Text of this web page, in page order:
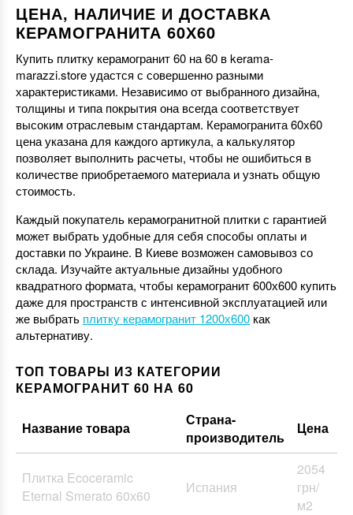
ЦЕНА, НАЛИЧИЕ И ДОСТАВКА
КЕРАМОГРАНИТА 60Х60
Купить плитку керамогранит 60 на 60 в kerama-
marazzi.store удастся с совершенно разными
характеристиками. Независимо от выбранного дизайна,
толщины и типа покрытия она всегда соответствует
высоким отраслевым стандартам. Керамогранита 60х60
цена указана для каждого артикула, а калькулятор
позволяет выполнить расчеты, чтобы не ошибиться в
количестве приобретаемого материала и узнать общую
стоимость.
Каждый покупатель керамогранитной плитки с гарантией
может выбрать удобные для себя способы оплаты и
доставки по Украине. В Киеве возможен самовывоз со
склада. Изучайте актуальные дизайны удобного
квадратного формата, чтобы керамогранит 600х600 купить
даже для пространств с интенсивной эксплуатацией или
же выбрать плитку керамогранит 1200х600 как
альтернативу.
ТОП ТОВАРЫ ИЗ КАТЕГОРИИ
КЕРАМОГРАНИТ 60 НА 60
Название товара
Страна-
производитель
Цена
Плитка Ecoceramic
Eternal Smerato 60х60
Испания
2054
грн/
м2